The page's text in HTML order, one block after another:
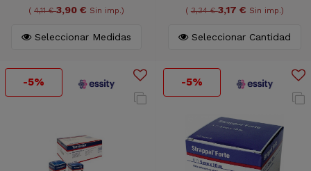
(4,11 €3,90 € Sin imp.)
Seleccionar Medidas
( 3,34 €3,17 € Sin imp.)
Seleccionar Cantidad
-5% -5%